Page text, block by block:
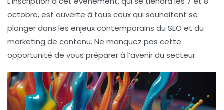
octobre, est ouverte à tous ceux qui souhaitent se
plonger dans les enjeux contemporains du SEO et du
marketing de contenu. Ne manquez pas cette
opportunité de vous préparer à l’avenir du secteur.